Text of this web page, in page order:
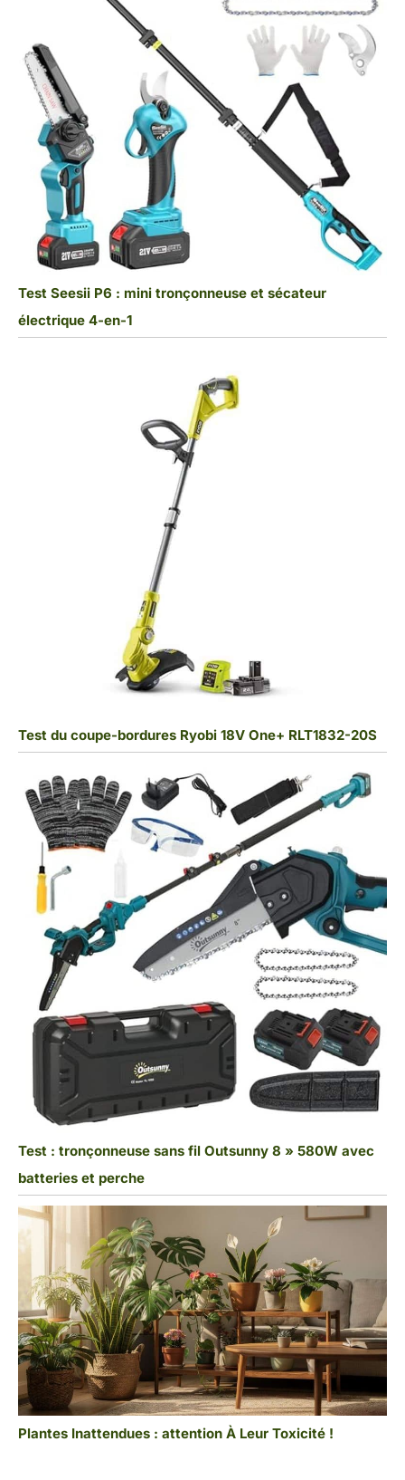
Test Seesii P6 : mini tronçonneuse et sécateur
électrique 4-en-1
Test du coupe-bordures Ryobi 18V One+ RLT1832-20S
Test : tronçonneuse sans fil Outsunny 8 » 580W avec
batteries et perche
Plantes Inattendues : attention À Leur Toxicité !